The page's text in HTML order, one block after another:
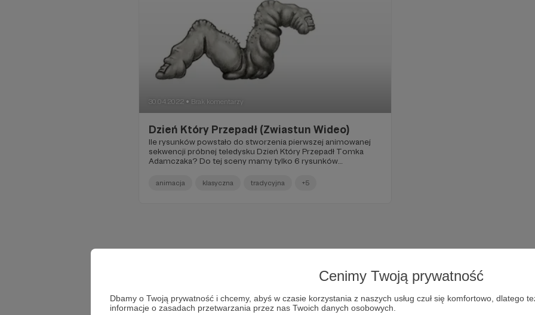
Cenimy Twoją prywatność
Dbamy o Twoją prywatność i chcemy, abyś w czasie korzystania z naszych usług czuł się komfortowo, dlatego
informacje o zasadach przetwarzania przez nas Twoich danych osobowych.
30.04.2022 ● Brak komentarzy
Dzień Który Przepadł (Zwiastun Wideo)
Ile rysunków powstało do stworzenia pierwszej animowanej
sekwencji próbnej teledysku Dzień Który Przepadł Tomka
Adamczaka? Do tej sceny mamy tylko 6 rysunków
(Dziękuję Kochanie) i ożywionych w 76 klatkach tego
krótkiego spotu promocyjnego. Przed nami jeszcze dużo
animacja klasyczna tradycyjna +5